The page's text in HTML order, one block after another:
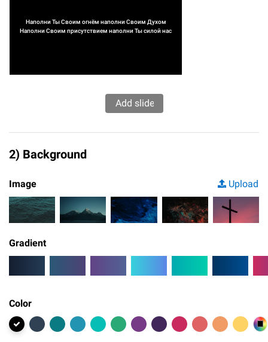
Наполни Ты Своим огнём наполни Своим Духом
Наполни Своим присутствием наполни Ты силой нас
2) Background
Image Upload
Gradient
Color